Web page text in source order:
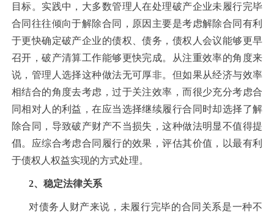
目标。实践中，大多数管理人在处理破产企业未履行完毕
合同往往倾向于解除合同，原因主要是考虑解除合同有利
于更快确定破产企业的债权、债务，债权人会议能够更早
召开，破产清算工作能够更快完成。从注重效率的角度来
说，管理人选择这种做法无可厚非。但如果从经济与效率
相结合的角度去考虑，过于关注效率，而很少充分考虑合
同相对人的利益，在应当选择继续履行合同时却选择了解
除合同，导致破产财产不当损失，这种做法明显不值得提
倡。应综合考虑合同履行的效果，评估其价值，以最有利
于债权人权益实现的方式处理。
2、稳定法律关系
对债务人财产来说，未履行完毕的合同关系是一种不